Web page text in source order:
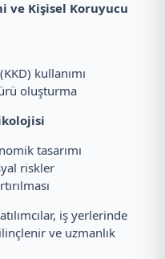
ve Kişisel Koruyucu
kullanımı
oluşturma
tasarımı
riskler
iş yerlerinde
ve uzmanlık